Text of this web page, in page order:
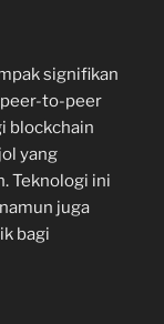
signifikan
peer-to-peer
blockchain
yang
Teknologi ini
juga
bagi